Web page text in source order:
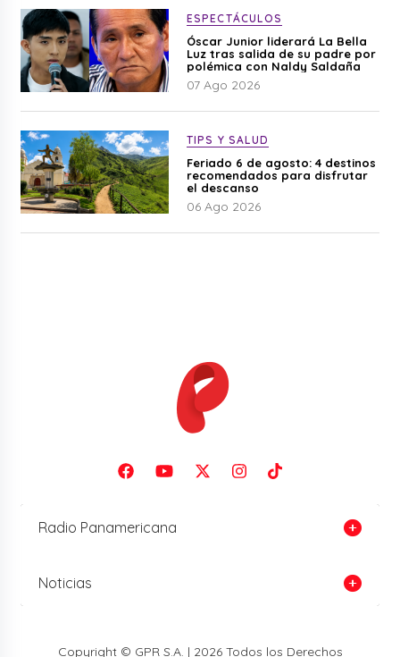
ESPECTÁCULOS
Óscar Junior liderará La Bella
Luz tras salida de su padre por
polémica con Naldy Saldaña
07 Ago 2026
TIPS Y SALUD
Feriado 6 de agosto: 4 destinos
recomendados para disfrutar
el descanso
06 Ago 2026
Radio Panamericana
Noticias
Copyright © GPR S.A. | 2026 Todos los Derechos